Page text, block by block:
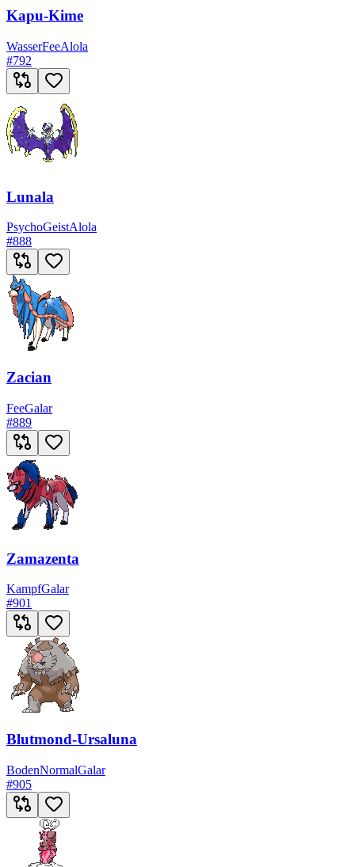
Kapu-Kime
WasserFeeAlola
#792
Lunala
PsychoGeistAlola
#888
Zacian
FeeGalar
#889
Zamazenta
KampfGalar
#901
Blutmond-Ursaluna
BodenNormalGalar
#905